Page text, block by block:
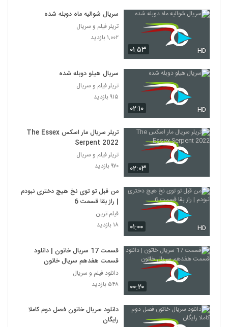
۰۱:۵۳ HD
سریال شوالیه ماه دوبله شده
تریلر فیلم و سریال
۱,۰۰۲ بازدید
۰۲:۱۰ HD
سریال هیلو دوبله شده
تریلر فیلم و سریال
۹۱۵ بازدید
۰۲:۰۳
تریلر سریال مار اسکس The Essex
Serpent 2022
تریلر فیلم و سریال
۹۷۰ بازدید
۰۱:۰۰ HD
من قبل تو توی نخ هیچ دختری نبودم
| راز بقا قسمت 6
فیلم ترین
۱۸ بازدید
۰۰:۲۰
قسمت 17 سریال خاتون | دانلود
قسمت هفدهم سریال خاتون
دانلود فیلم و سریال
۵۴۸ بازدید
دانلود سریال خاتون فصل دوم کاملا
رایگان